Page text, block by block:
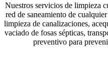
Nuestros servicios de limpieza
red de saneamiento de
limpieza de canalizaciones,
vaciado de fosas sépticas,
preventivo para